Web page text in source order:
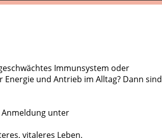
der
Körper als
Immunsystem oder
Energie und Antrieb im Alltag? Dann sind
unter
vitaleres Leben.